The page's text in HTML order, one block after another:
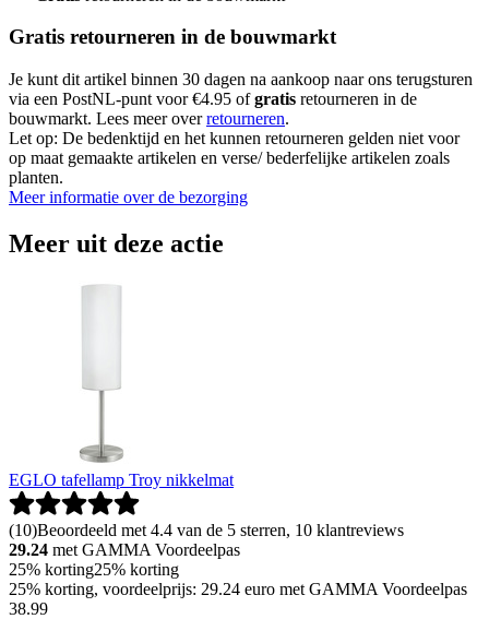
Gratis retourneren in de bouwmarkt
Je kunt dit artikel binnen 30 dagen na aankoop naar ons terugsturen
via een PostNL-punt voor €4.95 ofgratis retourneren in de
bouwmarkt. Lees meer overretourneren.
Let op: De bedenktijd en het kunnen retourneren gelden niet voor
op maat gemaakte artikelen en verse/ bederfelijke artikelen zoals
planten.
Meer informatie over de bezorging
Meer uit deze actie
EGLO tafellamp Troy nikkelmat
(10)Beoordeeld met 4.4 van de 5 sterren, 10 klantreviews
29.24 met GAMMA Voordeelpas
25% korting25% korting
25% korting, voordeelprijs: 29.24 euro met GAMMA Voordeelpas
38.99